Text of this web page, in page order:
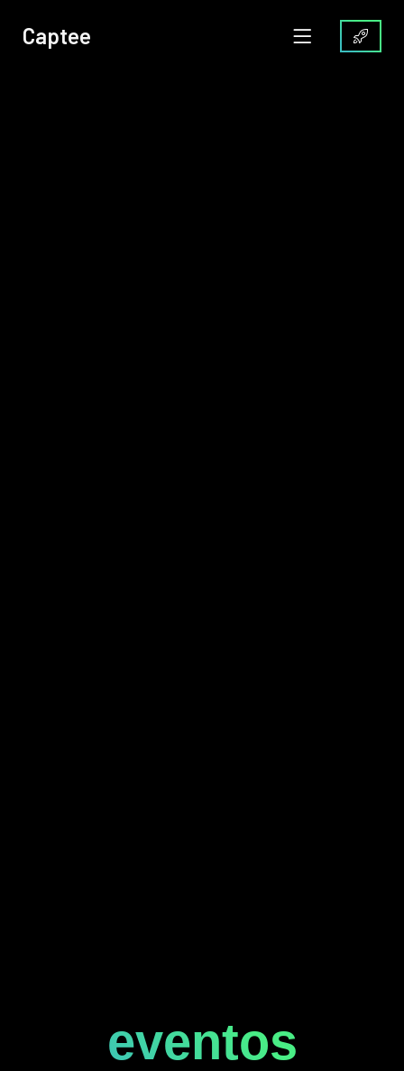
Captee
eventos